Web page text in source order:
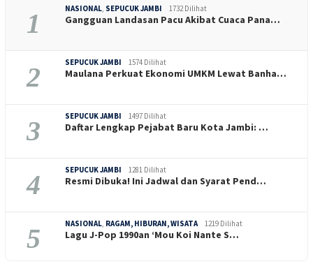
1 NASIONAL SEPUCUK JAMBI 1732 Dilihat
Gangguan Landasan Pacu Akibat Cuaca Pana…
2 SEPUCUK JAMBI 1574 Dilihat
Maulana Perkuat Ekonomi UMKM Lewat Banha…
3 SEPUCUK JAMBI 1497 Dilihat
Daftar Lengkap Pejabat Baru Kota Jambi: …
4 SEPUCUK JAMBI 1281 Dilihat
Resmi Dibuka! Ini Jadwal dan Syarat Pend…
5 NASIONAL RAGAM, HIBURAN, WISATA 1219 Dilihat
Lagu J-Pop 1990an ‘Mou Koi Nante S…